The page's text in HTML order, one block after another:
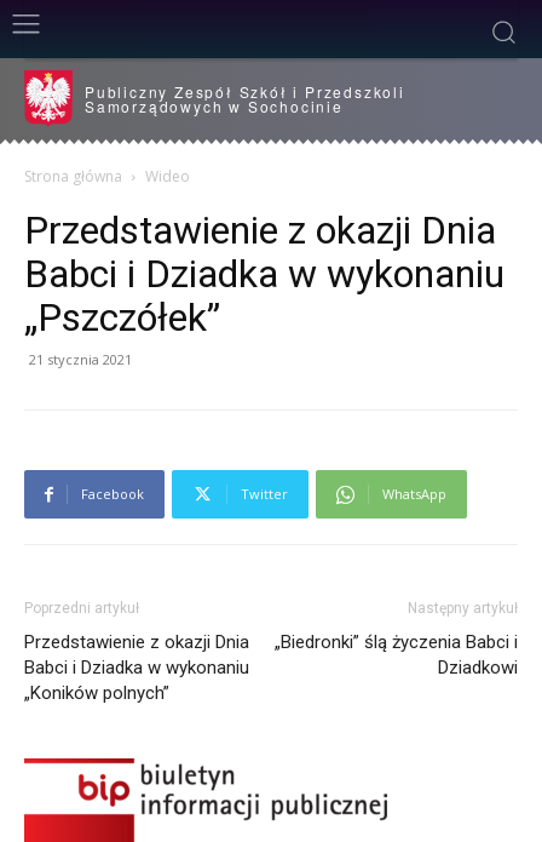
Publiczny Zespół Szkół i Przedszkoli
Samorządowych w Sochocinie
Strona główna Wideo
Przedstawienie z okazji Dnia
Babci i Dziadka w wykonaniu
„Pszczółek”
21 stycznia 2021
Facebook Twitter WhatsApp
Poprzedni artykuł
Przedstawienie z okazji Dnia
Babci i Dziadka w wykonaniu
„Koników polnych”
Następny artykuł
„Biedronki” ślą życzenia Babci i
Dziadkowi